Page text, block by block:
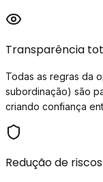
Transparência
Todas as regras da
subordinação) são
criando confiança
Redução de